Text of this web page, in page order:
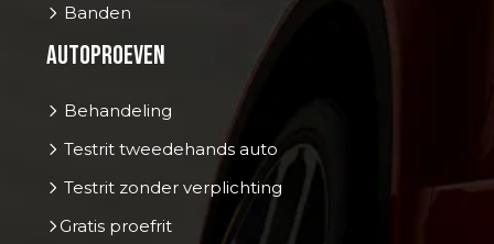
Banden
Autoproeven
Behandeling
Testrit tweedehands auto
Testrit zonder verplichting
Gratis proefrit